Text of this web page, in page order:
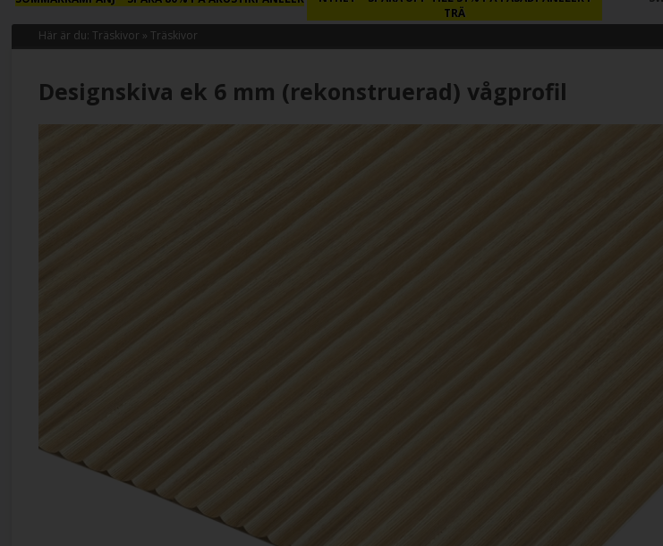
TRÄ
Här är du:Träskivor »Träskivor
Designskiva ek 6 mm (rekonstruerad) vågprofil